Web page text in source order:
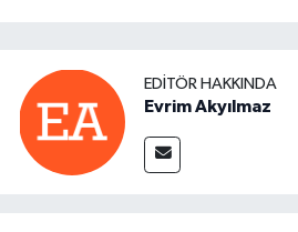
EDITÖR HAKKINDA
Evrim Akyılmaz